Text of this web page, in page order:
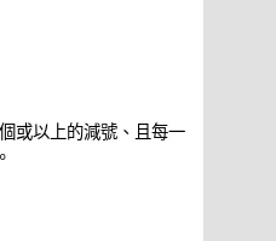
或以上的減號、且每一